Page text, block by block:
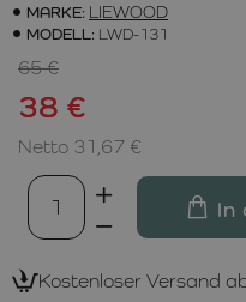
MARKE: LIEWOOD
MODELL: LWD-131
38 €
65 €
Netto 31,67 €
In
Kostenloser Versand